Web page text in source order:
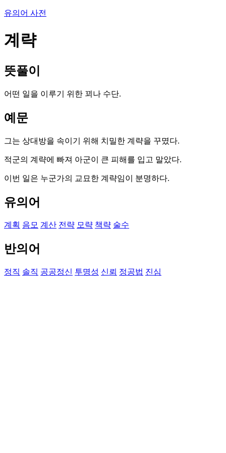
유의어 사전
계략
뜻풀이
어떤 일을 이루기 위한 꾀나 수단.
예문
그는 상대방을 속이기 위해 치밀한 계략을 꾸몄다.
적군의 계략에 빠져 아군이 큰 피해를 입고 말았다.
이번 일은 누군가의 교묘한 계략임이 분명하다.
유의어
계획 음모 계산 전략 모략 책략 술수
반의어
정직 솔직 공공정신 투명성 신뢰 정공법 진심